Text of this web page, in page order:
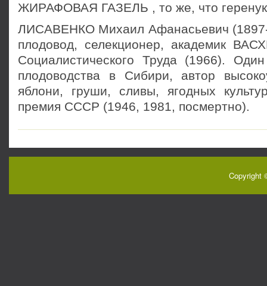
ЖИРАФОВАЯ ГАЗЕЛЬ , то же, что
ЛИСАВЕНКО Михаил Афанасьевич (1897-
плодовод, селекционер, академик
Социалистического Труда (1966).
плодоводства в Сибири, автор
яблони, груши, сливы, ягодных
премия СССР (1946, 1981, посмертно).
Copyright